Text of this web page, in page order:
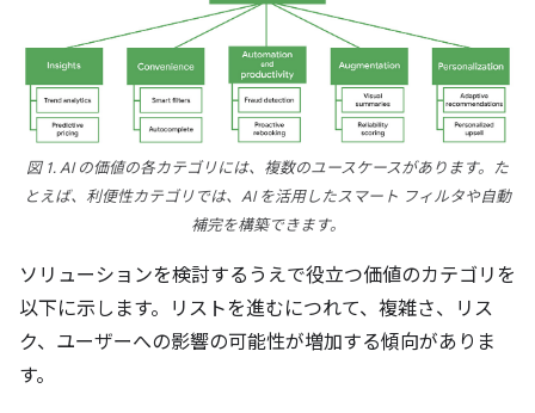
図 1. AI の価値の各カテゴリには、複数のユースケースがあります。た
とえば、利便性カテゴリでは、AI を活用したスマート フィルタや自動
補完を構築できます。
ソリューションを検討するうえで役立つ価値のカテゴリを
以下に示します。リストを進むにつれて、複雑さ、リス
ク、ユーザーへの影響の可能性が増加する傾向がありま
す。